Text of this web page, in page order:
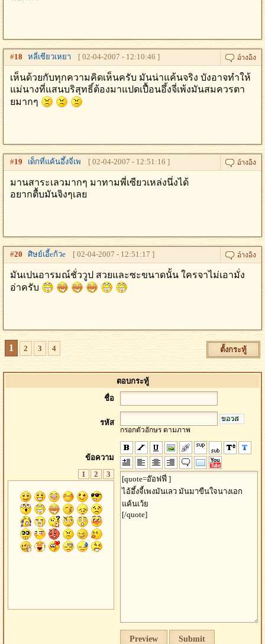
#18 หลี่เซียวเหยา [ 02-04-2007 - 12:10:46 ]
เห็นด้วยกับทุกความคิดเห็นครับ มันน่าแค้นจริง บังอาจทำให้
แม่นางที่แสนบริสุทธิ์ต้องมาแปดเปื้อนอึ้งจี่เพ้งมันสมควรตา
ยมากๆ
#19 เด็กที่แค้นอึ้งจี่เพ [ 02-04-2007 - 12:51:16 ]
มานสาระเลวมากๆ มาทามพี่เซียวเหล่งนึ่งได้
อยากตื้บมันจิงๆเลย
#20 ศิษย์เอี้eก้วe [ 02-04-2007 - 12:51:17 ]
มันเปนอารมณ์ชั่ววูป สวยและซะขนาดนั้น ใครจาไม่เอามั่ง
อ่าครับ
1 2 3 4 ตั้งกระทู้
ตอบกระทู้
ชื่อ
รหัส
กรอกตัวอักษร ตามภาพ
ข้อความ
1
2 3